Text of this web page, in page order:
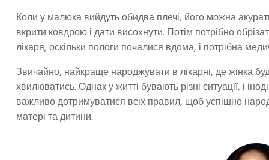
Коли у малюка вийдуть обидва плечі, його можна
вкрити ковдрою і дати висохнути. Потім потрібно
лікаря, оскільки пологи почалися вдома, і потрібна
Звичайно, найкраще народжувати в лікарні, де жінка
хвилюватись. Однак у житті бувають різні ситуації, і
важливо дотримуватися всіх правил, щоб успішно
матері та дитини.